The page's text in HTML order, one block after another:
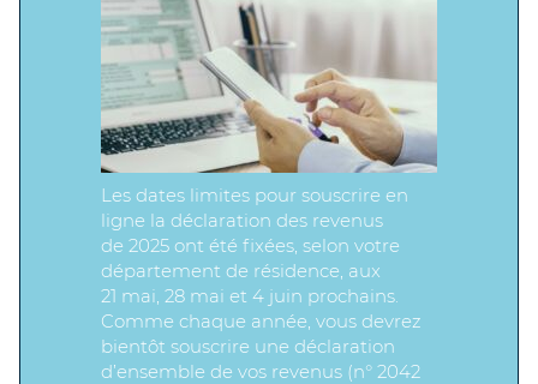
Les dates limites pour souscrire en
ligne la déclaration des revenus
de 2025 ont été fixées, selon votre
département de résidence, aux
21 mai, 28 mai et 4 juin prochains.
Comme chaque année, vous devrez
bientôt souscrire une déclaration
d’ensemble de vos revenus (n° 2042